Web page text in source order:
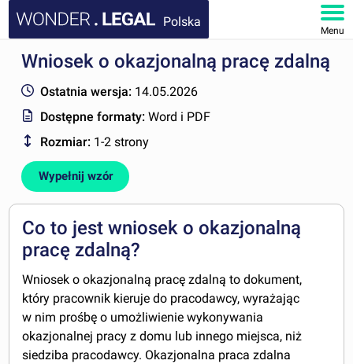
Polska
Menu
STRONA GŁÓWNA
DOKUMENTY
FAQ
MOJE KONTO
Wniosek o okazjonalną pracę zdalną
Ostatnia wersja: 14.05.2026
Dostępne formaty:Word i PDF
Rozmiar: 1-2 strony
Wypełnij wzór
Co to jest wniosek o okazjonalną
pracę zdalną?
Wniosek o okazjonalną pracę zdalną to dokument,
który pracownik kieruje do pracodawcy, wyrażając
w nim prośbę o umożliwienie wykonywania
okazjonalnej pracy z domu lub innego miejsca, niż
siedziba pracodawcy. Okazjonalna praca zdalna